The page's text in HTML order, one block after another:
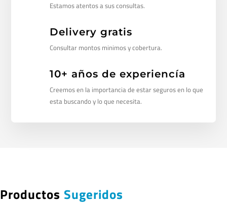
Estamos atentos a sus consultas.
Delivery gratis
Consultar montos minimos y cobertura.
10+ años de experiencía
Creemos en la importancia de estar seguros en lo que
esta buscando y lo que necesita.
Productos Sugeridos